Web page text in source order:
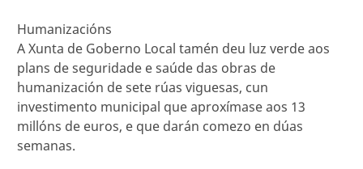
Humanizacións
A Xunta de Goberno Local tamén deu luz verde aos
plans de seguridade e saúde das obras de
humanización de sete rúas viguesas, cun
investimento municipal que aproxímase aos 13
millóns de euros, e que darán comezo en dúas
semanas.